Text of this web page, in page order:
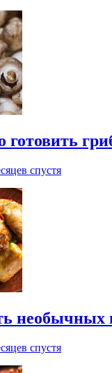
готовить
спустя
необычных
спустя